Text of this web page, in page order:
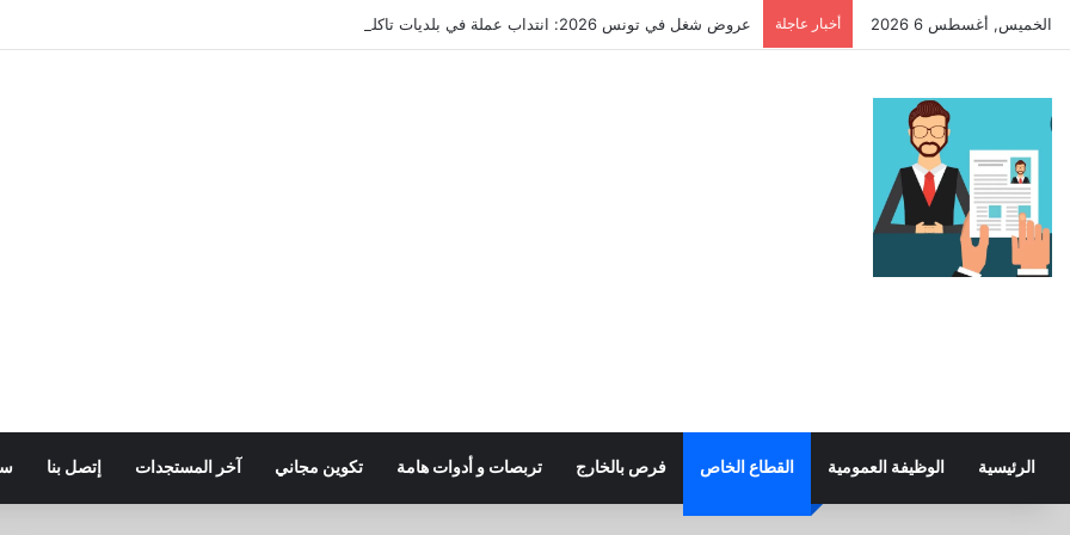
الخميس, أغسطس 6 2026 أخبار عاجلة عروض شغل في تونس 2026: انتداب عملة في بلديات تاكلسة وبنان بوضر (عدة اختصاصات)
الرئيسية الوظيفة العمومية القطاع الخاص فرص بالخارج تربصات و أدوات هامة تكوين مجاني آخر المستجدات إتصل بنا